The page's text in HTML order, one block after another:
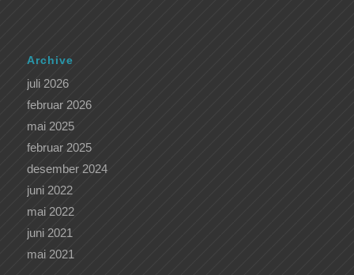
Archive
juli 2026
februar 2026
mai 2025
februar 2025
desember 2024
juni 2022
mai 2022
juni 2021
mai 2021